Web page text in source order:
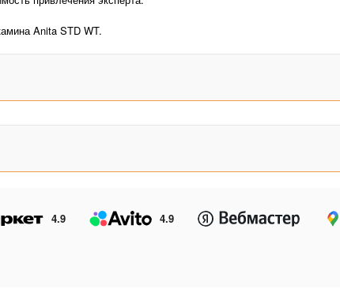
Anita STD WT.
4.9 4.9